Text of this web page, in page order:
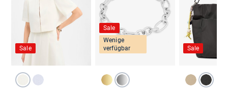
Sale
Sale
Wenige
verfügbar
Sale